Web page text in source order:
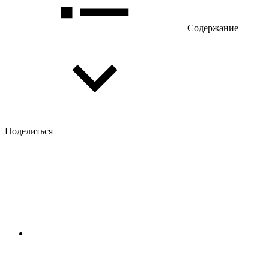
Содержание
Поделиться